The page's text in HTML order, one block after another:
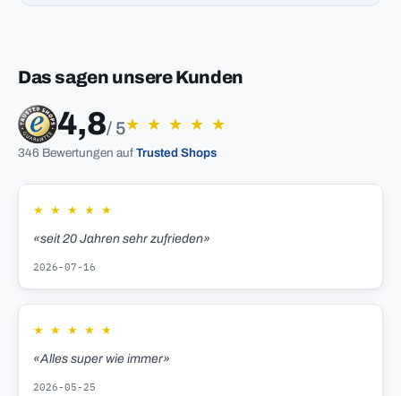
Das sagen unsere Kunden
4,8/ 5★ ★ ★ ★ ★
346 Bewertungen auf Trusted Shops
★ ★ ★ ★ ★
«seit 20 Jahren sehr zufrieden»
2026-07-16
★ ★ ★ ★ ★
«Alles super wie immer»
2026-05-25